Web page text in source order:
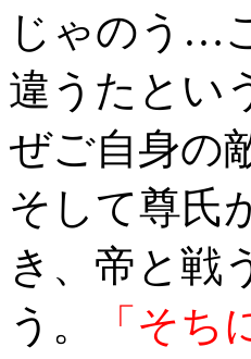
じゃのう…
違うたとい
ぜご自身の
そして尊氏
き、帝と戦
う。
「そ